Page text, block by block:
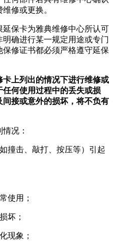
修或更换。
保卡为雅典维修中心所认可
确进行某一规定用途或专门
修证书都必须严格遵守延保
上列出的情况下进行维修或
何使用过程中的丢失或损
接或意外的损坏，将不负有
况：
撞击、敲打、按压等）引起
使用；
坏；
现象；